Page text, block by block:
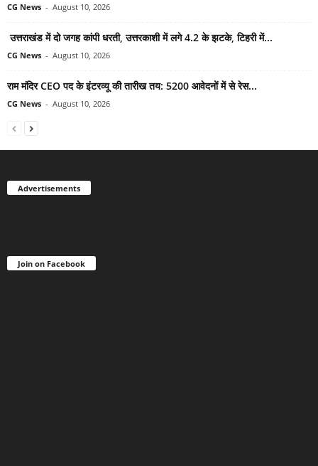
CG News - August 10, 2026
उत्तराखंड में दो जगह कांपी धरती, उत्तरकाशी में लगे 4.2 के झटके, टिहरी में...
CG News - August 10, 2026
राम मंदिर CEO पद के इंटरव्यू की तारीख तय: 5200 आवेदनों में से रेस...
CG News - August 10, 2026
Advertisements
Join on Facebook